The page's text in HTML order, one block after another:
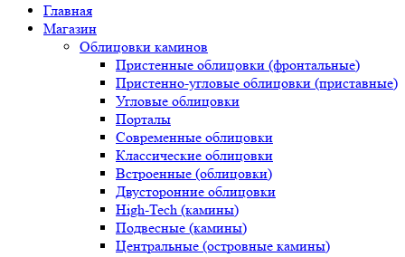
Главная
Магазин
Облицовки каминов
Пристенные облицовки (фронтальные)
Пристенно-угловые облицовки (приставные)
Угловые облицовки
Порталы
Современные облицовки
Классические облицовки
Встроенные (облицовки)
Двусторонние облицовки
High-Tech (камины)
Подвесные (камины)
Центральные (островные камины)